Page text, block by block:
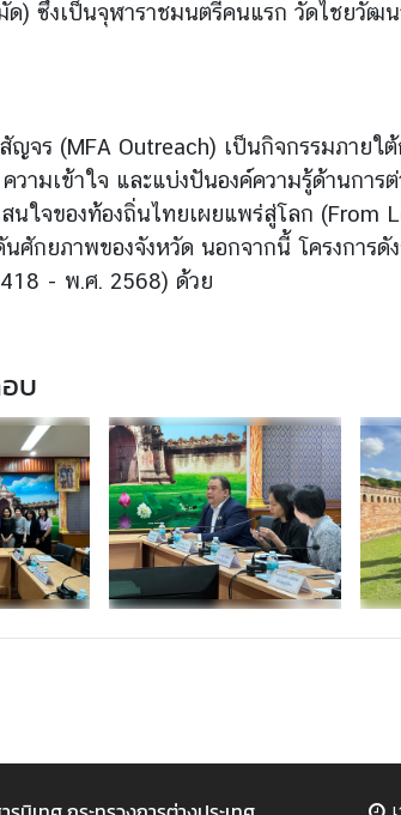
ด) ซึ่งเป็นจุฬาราชมนตรีคนแรก วัดไชยวัฒ
ญจร (MFA Outreach) เป็นกิจกรรมภายใ
ความเข้าใจ และแบ่งปันองค์ความรู้ด้านกา
นใจของท้องถิ่นไทยเผยแพร่สู่โลก (From
ศักยภาพของจังหวัด นอกจากนี้ โครงการดั
- พ.ศ. 2568) ด้วย
บ